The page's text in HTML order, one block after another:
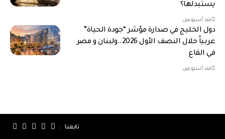
يستبدلها؟
منذ أسبوعين
دول الخليج في صدارة مؤشر “جودة الحياة”
عربياً خلال النصف الأول 2026..ولبنان و مصر
في القاع
منذ أسبوعين
تابعنا